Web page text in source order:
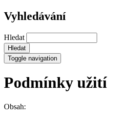
Vyhledávání
Hledat
Toggle navigation
Podmínky užití
Obsah: